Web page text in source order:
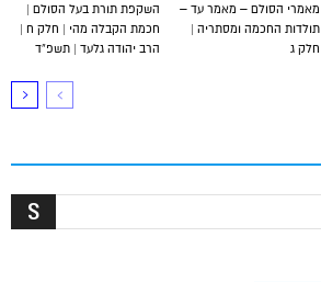
השקפת תורת בעל הסולם |
חכמת הקבלה מהי | חלק ח |
הרב יהודה גלעד | תשפ”ד
מאמרי הסולם – מאמר עד –
תולדות החכמה ומסתריה |
חלק ג